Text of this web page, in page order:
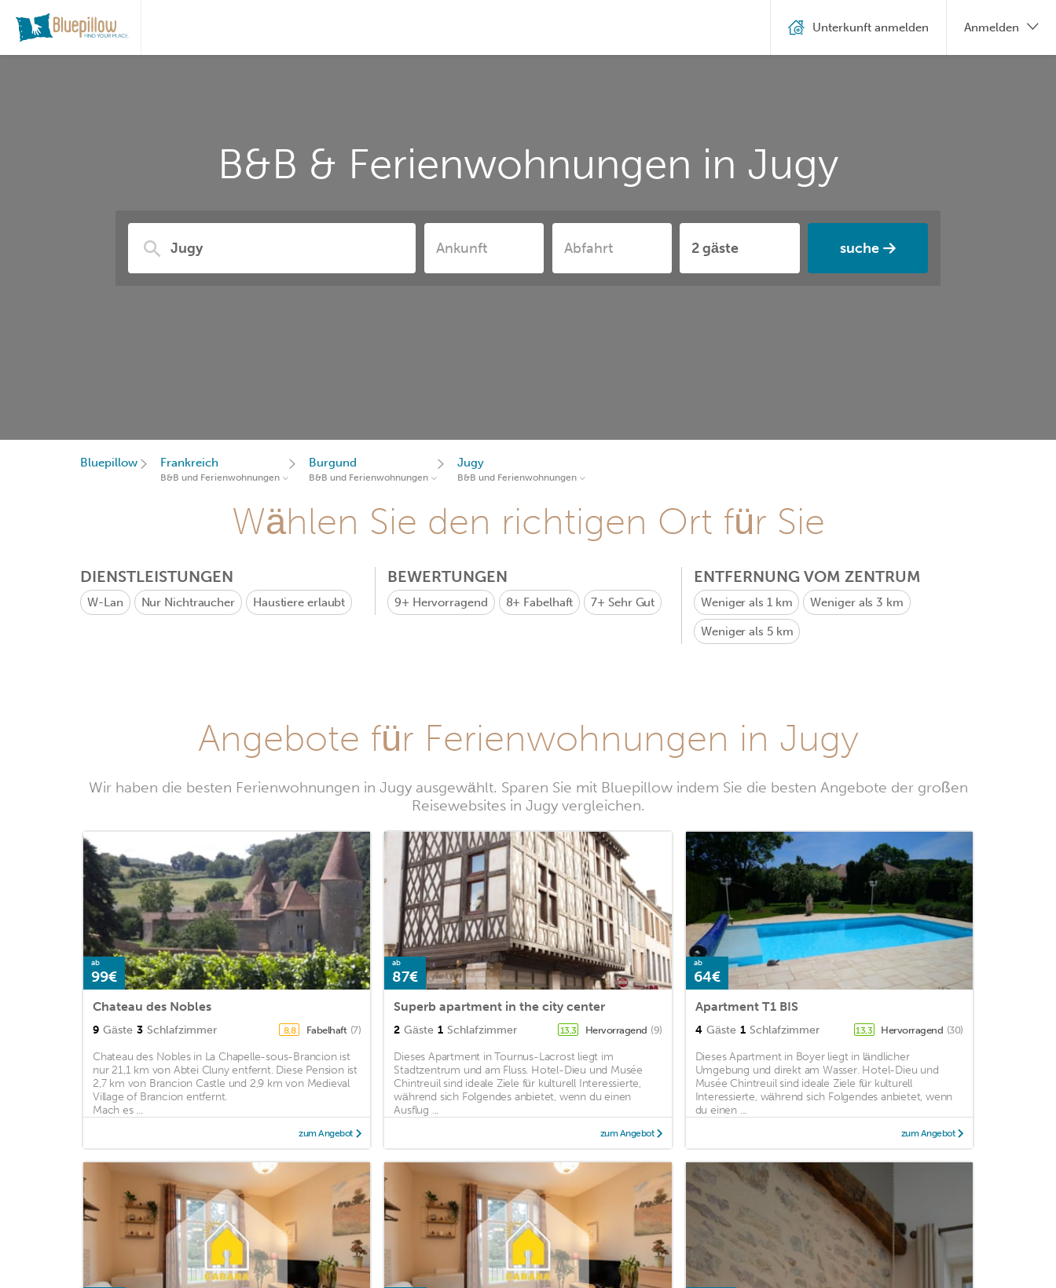
B&B & Ferienwohnungen in Jugy
suche
Unterkunft anmelden Anmelden
Bluepillow Frankreich
B&B und Ferienwohnungen
Burgund
B&B und Ferienwohnungen
Jugy
B&B und Ferienwohnungen
Wählen Sie den richtigen Ort für Sie
DIENSTLEISTUNGEN
W-Lan Nur Nichtraucher Haustiere erlaubt
BEWERTUNGEN
9+ Hervorragend 8+ Fabelhaft 7+ Sehr Gut
ENTFERNUNG VOM ZENTRUM
Weniger als 1 km Weniger als 3 km
Weniger als 5 km
Angebote für Ferienwohnungen in Jugy
Wir haben die besten Ferienwohnungen in Jugy ausgewählt. Sparen Sie mit Bluepillow indem Sie die besten Angebote der großen
Reisewebsites in Jugy vergleichen.
ab
99€
Chateau des Nobles
9 Gäste 3 Schlafzimmer 8,8 Fabelhaft (7)
Chateau des Nobles in La Chapelle-sous-Brancion ist
nur 21,1 km von Abtei Cluny entfernt. Diese Pension ist
2,7 km von Brancion Castle und 2,9 km von Medieval
Village of Brancion entfernt.
Mach es ...
zum Angebot
ab
87€
Superb apartment in the city center
2 Gäste 1 Schlafzimmer 13,3 Hervorragend (9)
Dieses Apartment in Tournus-Lacrost liegt im
Stadtzentrum und am Fluss. Hotel-Dieu und Musée
Chintreuil sind ideale Ziele für kulturell Interessierte,
während sich Folgendes anbietet, wenn du einen
Ausflug ...
zum Angebot
ab
64€
Apartment T1 BIS
4 Gäste 1 Schlafzimmer 13,3 Hervorragend (30)
Dieses Apartment in Boyer liegt in ländlicher
Umgebung und direkt am Wasser. Hotel-Dieu und
Musée Chintreuil sind ideale Ziele für kulturell
Interessierte, während sich Folgendes anbietet, wenn
du einen ...
zum Angebot